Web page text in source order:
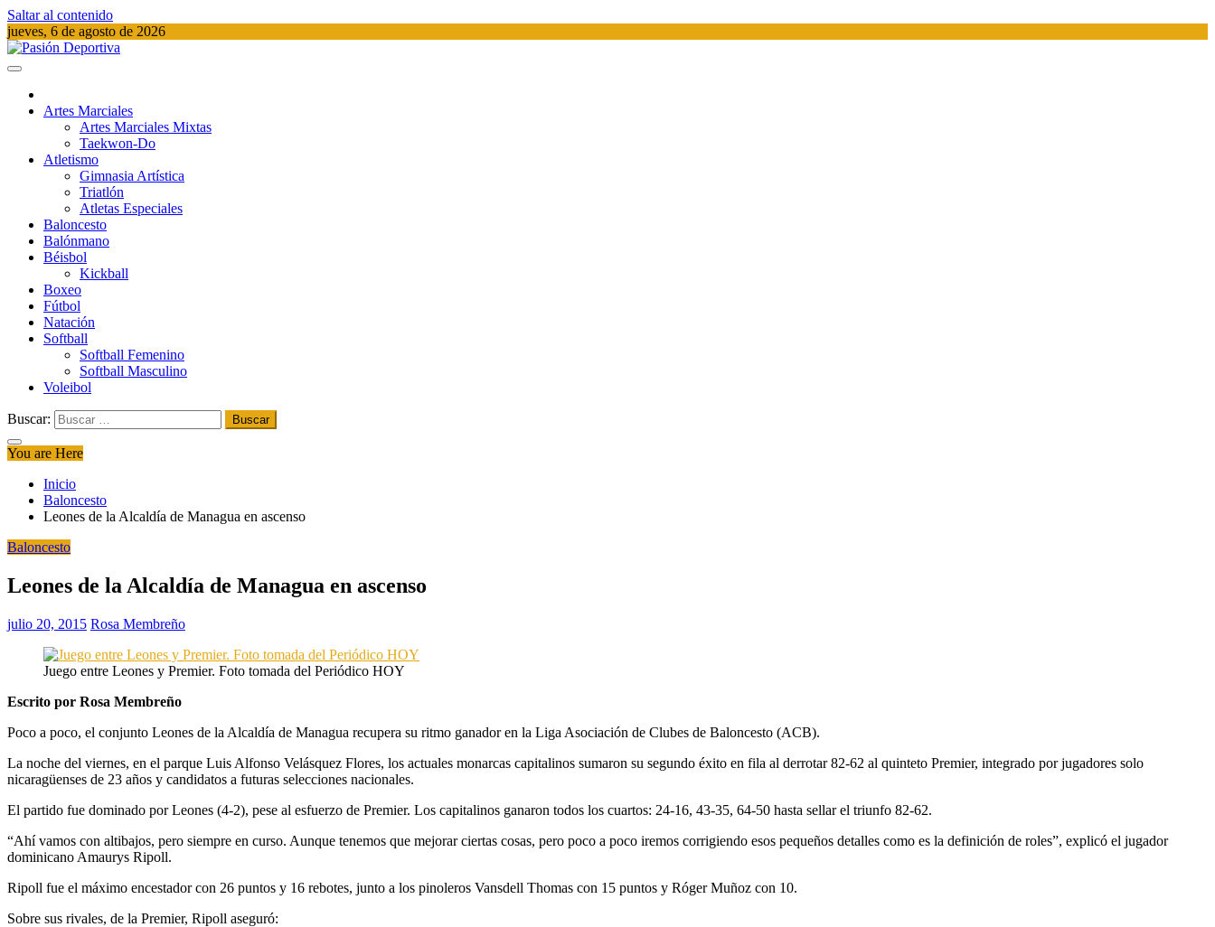
Saltar al contenido
jueves, 6 de agosto de 2026
Artes Marciales
Artes Marciales Mixtas
Taekwon-Do
Atletismo
Gimnasia Artística
Triatlón​
Atletas Especiales
Baloncesto
Balónmano
Béisbol
Kickball​
Boxeo
Fútbol
Natación​
Softball​
Softball​ Femenino
Softball​ Masculino
Voleibol​
Buscar:
You are Here
Inicio
Baloncesto
Leones de la Alcaldía de Managua en ascenso
Baloncesto
Leones de la Alcaldía de Managua en ascenso
julio 20, 2015 Rosa Membreño
Juego entre Leones y Premier. Foto tomada del Periódico HOY
Escrito por Rosa Membreño
Poco a poco, el conjunto Leones de la Alcaldía de Managua recupera su ritmo ganador en la Liga Asociación de Clubes de Baloncesto (ACB).
La noche del viernes, en el parque Luis Alfonso Velásquez Flores, los actuales monarcas capitalinos sumaron su segundo éxito en fila al derrotar 82-62 al quinteto Premier, integrado por jugadores solo
nicaragüenses de 23 años y candidatos a futuras selecciones nacionales.
El partido fue dominado por Leones (4-2), pese al esfuerzo de Premier. Los capitalinos ganaron todos los cuartos: 24-16, 43-35, 64-50 hasta sellar el triunfo 82-62.
“Ahí vamos con altibajos, pero siempre en curso. Aunque tenemos que mejorar ciertas cosas, pero poco a poco iremos corrigiendo esos pequeños detalles como es la definición de roles”, explicó el jugador
dominicano Amaurys Ripoll.
Ripoll fue el máximo encestador con 26 puntos y 16 rebotes, junto a los pinoleros Vansdell Thomas con 15 puntos y Róger Muñoz con 10.
Sobre sus rivales, de la Premier, Ripoll aseguró: